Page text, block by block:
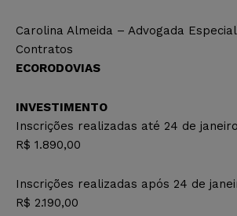
Carolina Almeida – Advogada
Contratos
ECORODOVIAS
INVESTIMENTO
Inscrições realizadas até 24 de
R$ 1.890,00
Inscrições realizadas após 24 de
R$ 2.190,00